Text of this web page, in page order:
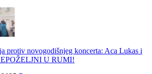
protiv novogodišnjeg koncerta: Aca Lukas i
U RUMI!